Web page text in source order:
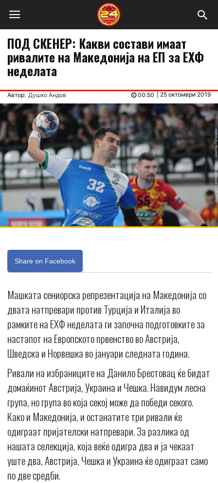
ПОД СКЕНЕР: Какви состави имаат
ривалите на Македонија на ЕП за ЕХФ
неделата
Автор: Душко Андов 25 октомври 2019
00:50
Share on Facebook
Машката сениорска репрезентација на Македонија со
двата натпревари против Турција и Италија во
рамките на ЕХФ неделата ги започна подготовките за
настапот на Европското првенство во Австрија,
Шведска и Норвешка во јануари следната година.
Ривали на избраниците на Данило Брестовац ќе бидат
домаќинот Австрија, Украина и Чешка. Навидум лесна
група, но група во која секој може да победи секого.
Како и Македонија, и останатите три ривали ќе
одиграат пријателски натпревари. За разлика од
нашата селекција, која веќе одигра два и ја чекаат
уште два, Австрија, Чешка и Украина ќе одиграат само
по две средби.